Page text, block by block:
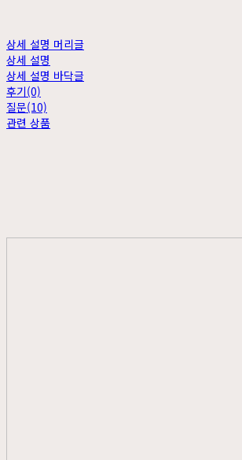
상세 설명 머리글
상세 설명
상세 설명 바닥글
후기(0)
질문(10)
관련 상품